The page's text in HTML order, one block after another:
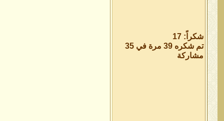
شكراً: 17
تم شكره 39 مرة في 35
مشاركة